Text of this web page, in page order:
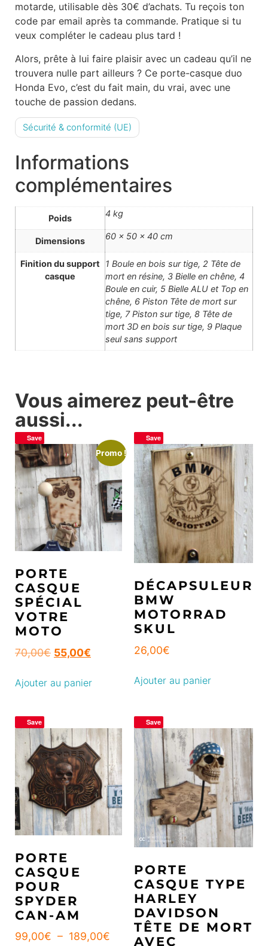
motarde, utilisable dès 30€ d’achats. Tu reçois ton
code par email après ta commande. Pratique si tu
veux compléter le cadeau plus tard !
Alors, prête à lui faire plaisir avec un cadeau qu’il ne
trouvera nulle part ailleurs ? Ce porte-casque duo
Honda Evo, c’est du fait main, du vrai, avec une
touche de passion dedans.
Sécurité & conformité (UE)
Informations
complémentaires
Poids 4 kg
Dimensions 60 × 50 × 40 cm
Finition du support
casque
1 Boule en bois sur tige, 2 Tête de
mort en résine, 3 Bielle en chêne, 4
Boule en cuir, 5 Bielle ALU et Top en
chêne, 6 Piston Tête de mort sur
tige, 7 Piston sur tige, 8 Tête de
mort 3D en bois sur tige, 9 Plaque
seul sans support
Vous aimerez peut-être
aussi...
Save
Promo !
PORTE
CASQUE
SPÉCIAL
VOTRE
MOTO
70,00€ 55,00€
Ajouter au panier
Save
DÉCAPSULEUR
BMW
MOTORRAD
SKUL
26,00€
Ajouter au panier
Save
PORTE
CASQUE
POUR
SPYDER
CAN-AM
99,00€ – 189,00€
Save
PORTE
CASQUE TYPE
HARLEY
DAVIDSON
TÊTE DE MORT
AVEC